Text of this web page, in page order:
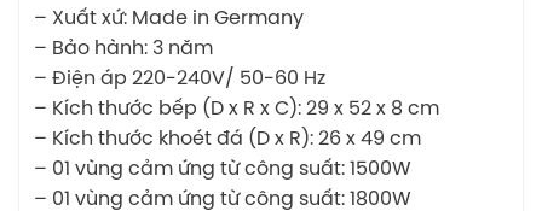
– Xuất xứ: Made in Germany
– Bảo hành: 3 năm
– Điện áp 220-240V/ 50-60 Hz
– Kích thước bếp (D x R x C): 29 x 52 x 8 cm
– Kích thước khoét đá (D x R): 26 x 49 cm
– 01 vùng cảm ứng từ công suất: 1500W
– 01 vùng cảm ứng từ công suất: 1800W